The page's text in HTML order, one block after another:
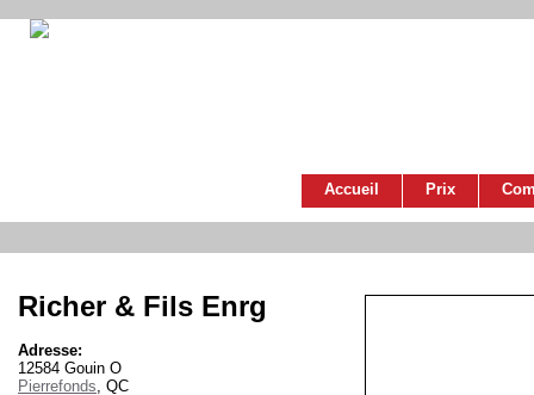
Accueil Prix
Richer & Fils Enrg
Adresse:
12584 Gouin O
Pierrefonds, QC